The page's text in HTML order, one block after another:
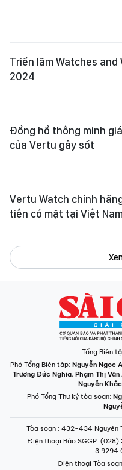
Triển lãm Watches and
2024
Đồng hồ thông minh
của Vertu gây sốt
Vertu Watch chính
tiên có mặt tại Việt
Tổng Biên
Phó Tổng Biên tập: Nguyễn Ngọc
Trương Đức Nghĩa, Phạm Thị Vân
Nguyễn
Phó Tổng Thư ký tòa soạn:
Tòa soạn : 432-434 Nguyễn
Điện thoại Báo SGGP: (028)
Điện thoại Tòa